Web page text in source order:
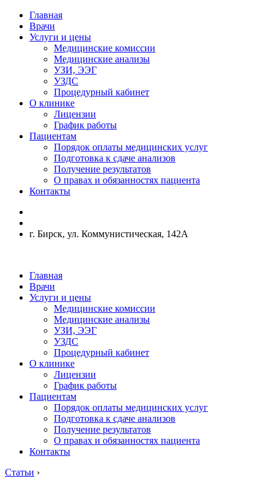
Главная
Врачи
Услуги и цены
Медицинские комиссии
Медицинские анализы
УЗИ, ЭЭГ
УЗДС
Процедурный кабинет
О клинике
Лицензии
График работы
Пациентам
Порядок оплаты медицинских услуг
Подготовка к сдаче анализов
Получение результатов
О правах и обязанностях пациента
Контакты
г. Бирск, ул. Коммунистическая, 142А
Главная
Врачи
Услуги и цены
Медицинские комиссии
Медицинские анализы
УЗИ, ЭЭГ
УЗДС
Процедурный кабинет
О клинике
Лицензии
График работы
Пациентам
Порядок оплаты медицинских услуг
Подготовка к сдаче анализов
Получение результатов
О правах и обязанностях пациента
Контакты
Статьи ›